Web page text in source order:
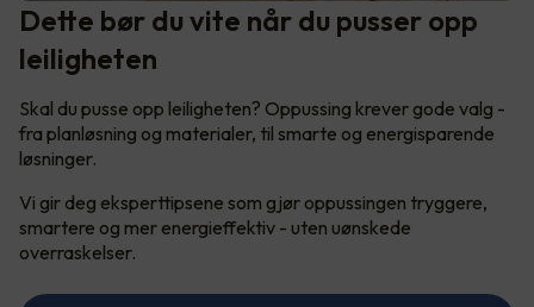
Dette bør du vite når du pusser opp
leiligheten
Skal du pusse opp leiligheten? Oppussing krever gode valg -
fra planløsning og materialer, til smarte og energisparende
løsninger.
Vi gir deg eksperttipsene som gjør oppussingen tryggere,
smartere og mer energieffektiv - uten uønskede
overraskelser.